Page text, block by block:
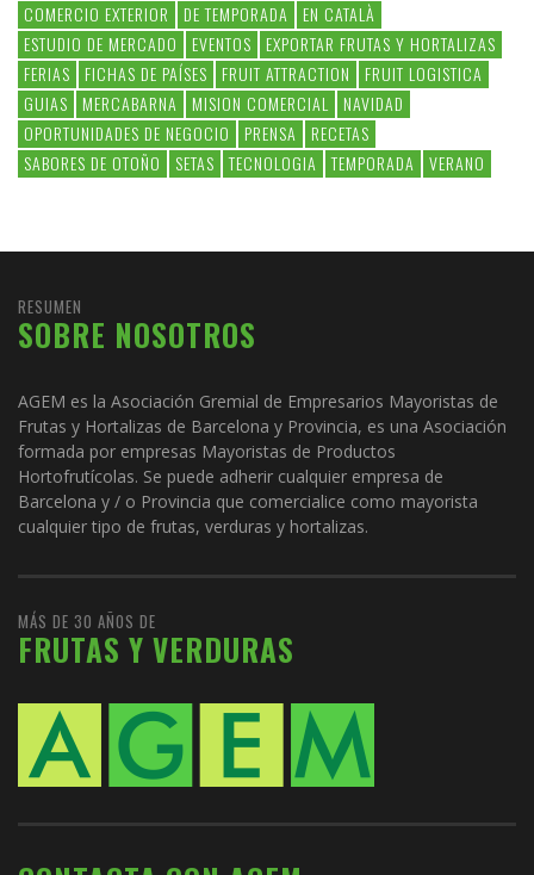
COMERCIO EXTERIOR
DE TEMPORADA
EN CATALÀ
ESTUDIO DE MERCADO
EVENTOS
EXPORTAR FRUTAS Y HORTALIZAS
FERIAS
FICHAS DE PAÍSES FRUIT ATTRACTION
FRUIT LOGISTICA
GUIAS
MERCABARNA MISION COMERCIAL
NAVIDAD
OPORTUNIDADES DE NEGOCIO
PRENSA
RECETAS
SABORES DE OTOÑO
SETAS TECNOLOGIA TEMPORADA VERANO
RESUMEN
SOBRE NOSOTROS
AGEM es la Asociación Gremial de Empresarios Mayoristas de
Frutas y Hortalizas de Barcelona y Provincia, es una Asociación
formada por empresas Mayoristas de Productos
Hortofrutícolas. Se puede adherir cualquier empresa de
Barcelona y / o Provincia que comercialice como mayorista
cualquier tipo de frutas, verduras y hortalizas.
MÁS DE 30 AÑOS DE
FRUTAS Y VERDURAS